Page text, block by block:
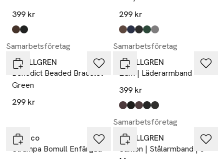
399 kr
Produkten finns i färgerna:
brun,
svart
299 kr
Produkten finns i färgerna:
brun,
blå,
svart,
grön,
grå,
Samarbetsföretag
by BILLGREN
Benedict Beaded Bracelet
Green
299 kr
Samarbetsföretag
by BILLGREN
Liam | Läderarmband
399 kr
Produkten finns i färgerna:
brun/stål,
svart/stål,
brun/guld,
svart/svart,
svart/guld,
Topeco
Strumpa Bomull Enfärgad
Samarbetsföretag
by BILLGREN
Saxton | Stålarmband | 5